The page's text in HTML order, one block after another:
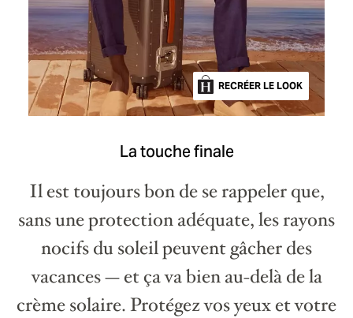
RECRÉER LE LOOK
La touche finale
Il est toujours bon de se rappeler que,
sans une protection adéquate, les rayons
nocifs du soleil peuvent gâcher des
vacances — et ça va bien au-delà de la
crème solaire. Protégez vos yeux et votre